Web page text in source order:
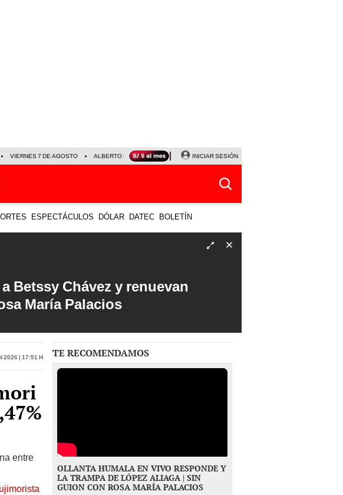
VIERNES 7 DE AGOSTO ALBERTO BENAVIDES NALDY SALDAÑA
INICIAR SESIÓN
ESPECTÁCULOS DÓLAR DATEC BOLETÍN
Betssy Chávez y renuevan
María Palacios
2026 | 17:51 h
entre
TE RECOMENDAMOS
OLLANTA HUMALA EN VIVO RESPONDE Y
LA TRAMPA DE LÓPEZ ALIAGA | SIN
GUION CON ROSA MARÍA PALACIOS